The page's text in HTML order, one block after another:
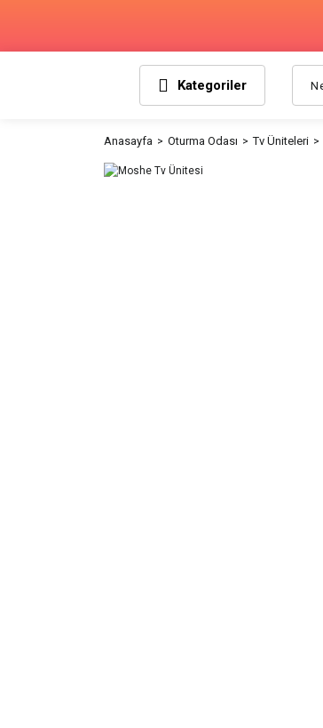
Kategoriler
Anasayfa Oturma Odası Tv Üniteleri